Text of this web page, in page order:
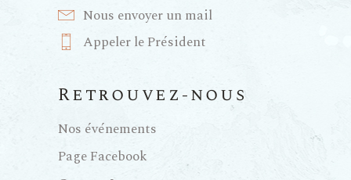
Nous envoyer un mail
Appeler le Président
Retrouvez-nous
Nos événements
Page Facebook